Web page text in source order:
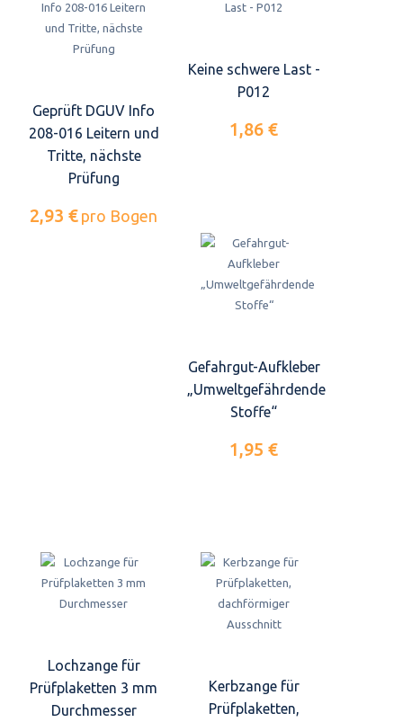
Geprüft DGUV Info
208-016 Leitern und
Tritte, nächste
Prüfung
2,93 € pro Bogen
Keine schwere Last -
P012
1,86 €
Gefahrgut-Aufkleber
„Umweltgefährdende
Stoffe“
1,95 €
Lochzange für
Prüfplaketten 3 mm
Durchmesser
Kerbzange für
Prüfplaketten,